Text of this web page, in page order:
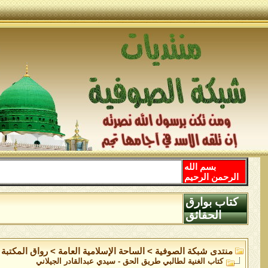
بسم الله
الرحمن الرحيم
كتاب بوارق
الحقائق
منتدى شبكة الصوفية > الساحة اﻹسلامية العامة >رواق المكتبة
كتاب الغنية لطالبي طريق الحق - سيدي عبدالقادر الجيلاني